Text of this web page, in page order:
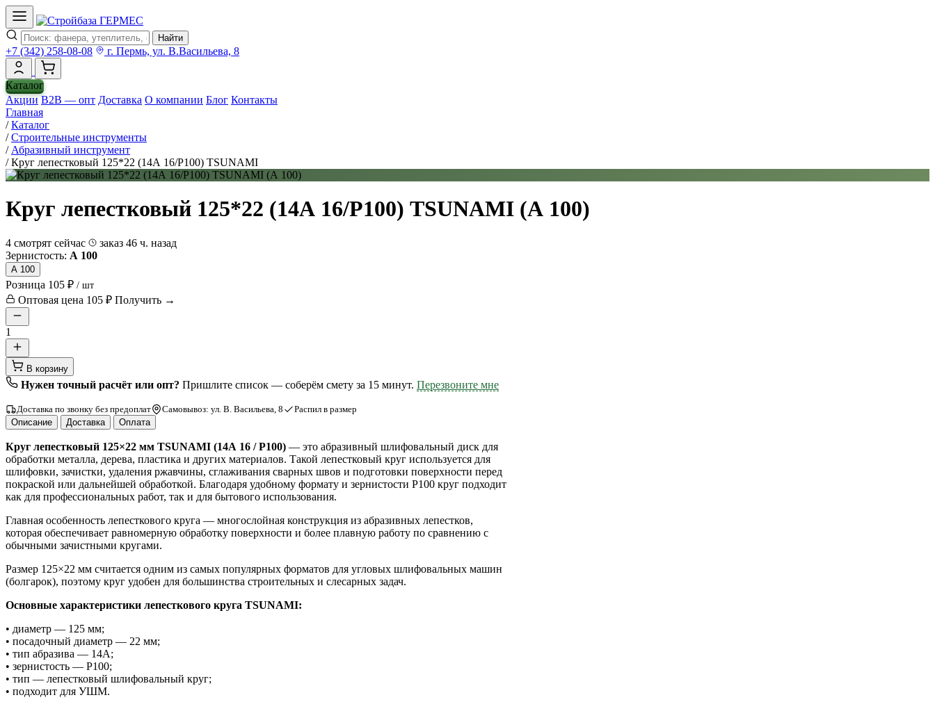
Найти
+7 (342) 258-08-08 г. Пермь, ул. В.Васильева, 8
Каталог
Акции B2B — опт Доставка О компании Блог Контакты
Главная
/ Каталог
/ Строительные инструменты
/ Абразивный инструмент
/ Круг лепестковый 125*22 (14А 16/Р100) TSUNAMI
Круг лепестковый 125*22 (14А 16/Р100) TSUNAMI (А 100)
4 смотрят сейчас
заказ 46 ч. назад
Зернистость: А 100
А 100
Розница 105 ₽ / шт
Оптовая цена 105 ₽ Получить →
1
В корзину
Нужен точный расчёт или опт? Пришлите список — соберём смету за 15 минут. Перезвоните мне
Доставка по звонку без предоплат Самовывоз: ул. В. Васильева, 8
Распил в размер
Описание
Доставка Оплата
Круг лепестковый 125×22 мм TSUNAMI (14А 16 / P100) — это абразивный шлифовальный диск для
обработки металла, дерева, пластика и других материалов. Такой лепестковый круг используется для
шлифовки, зачистки, удаления ржавчины, сглаживания сварных швов и подготовки поверхности перед
покраской или дальнейшей обработкой. Благодаря удобному формату и зернистости P100 круг подходит
как для профессиональных работ, так и для бытового использования.
Главная особенность лепесткового круга — многослойная конструкция из абразивных лепестков,
которая обеспечивает равномерную обработку поверхности и более плавную работу по сравнению с
обычными зачистными кругами.
Размер 125×22 мм считается одним из самых популярных форматов для угловых шлифовальных машин
(болгарок), поэтому круг удобен для большинства строительных и слесарных задач.
Основные характеристики лепесткового круга TSUNAMI:
• диаметр — 125 мм;
• посадочный диаметр — 22 мм;
• тип абразива — 14А;
• зернистость — P100;
• тип — лепестковый шлифовальный круг;
• подходит для УШМ.